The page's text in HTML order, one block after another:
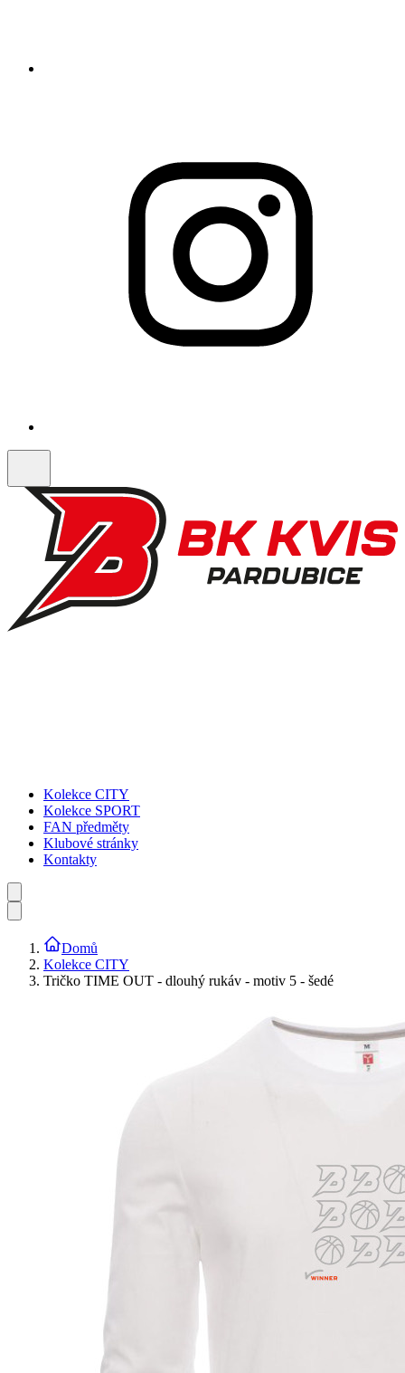
Kolekce CITY
Kolekce SPORT
FAN předměty
Klubové stránky
Kontakty
Domů
Kolekce CITY
Tričko TIME OUT - dlouhý rukáv - motiv 5 - šedé